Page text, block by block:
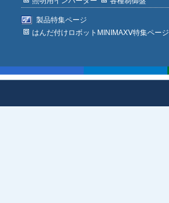
製品特集ページ
はんだ付けロボットMINIMAXⅤ特集ページ